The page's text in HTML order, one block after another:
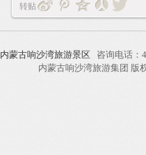
转贴
内蒙古响沙湾旅游景区 咨询电话
内蒙古响沙湾旅游集团